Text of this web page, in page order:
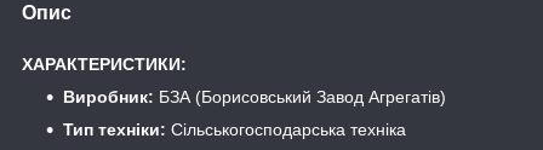
Опис
ХАРАКТЕРИСТИКИ:
Виробник: БЗА (Борисовський Завод Агрегатів)
Тип техніки: Сільськогосподарська техніка